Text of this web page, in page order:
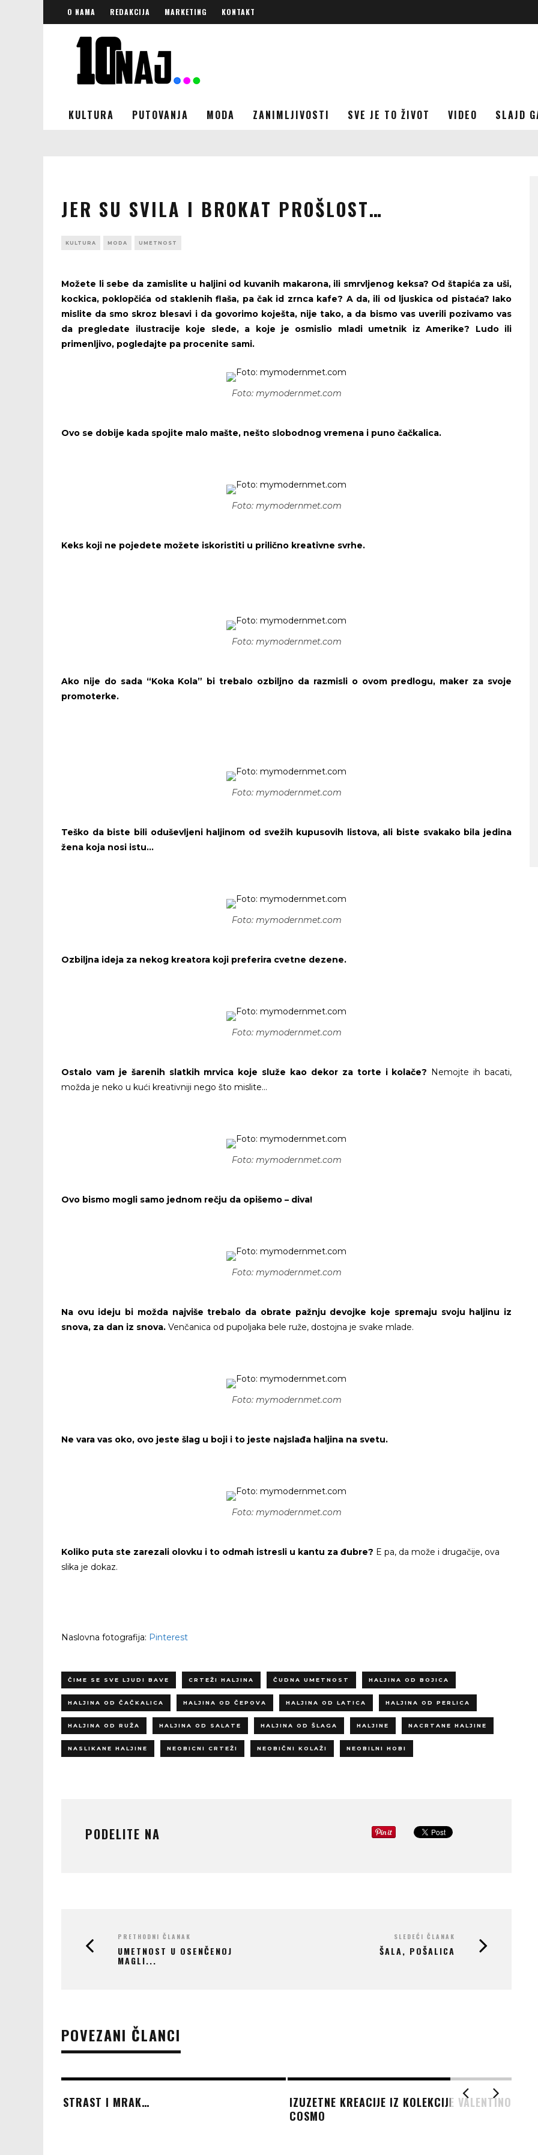
O NAMA REDAKCIJA MARKETING KONTAKT
KULTURA PUTOVANJA MODA ZANIMLJIVOSTI SVE JE TO ŽIVOT VIDEO SLAJD
JER SU SVILA I BROKAT PROŠLOST…
KULTURA MODA UMETNOST
Možete li sebe da zamislite u haljini od kuvanih makarona, ili smrvljenog keksa? Od štapića za uši,
kockica, poklopčića od staklenih flaša, pa čak id zrnca kafe? A da, ili od ljuskica od pistaća? Iako
mislite da smo skroz blesavi i da govorimo koješta, nije tako, a da bismo vas uverili pozivamo vas
da pregledate ilustracije koje slede, a koje je osmislio mladi umetnik iz Amerike? Ludo ili
primenljivo, pogledajte pa procenite sami.
Foto: mymodernmet.com
Ovo se dobije kada spojite malo mašte, nešto slobodnog vremena i puno čačkalica.
Foto: mymodernmet.com
Keks koji ne pojedete možete iskoristiti u prilično kreativne svrhe.
Foto: mymodernmet.com
Ako nije do sada “Koka Kola” bi trebalo ozbiljno da razmisli o ovom predlogu, maker za svoje
promoterke.
Foto: mymodernmet.com
Teško da biste bili oduševljeni haljinom od svežih kupusovih listova, ali biste svakako bila jedina
žena koja nosi istu…
Foto: mymodernmet.com
Ozbiljna ideja za nekog kreatora koji preferira cvetne dezene.
Foto: mymodernmet.com
Ostalo vam je šarenih slatkih mrvica koje služe kao dekor za torte i kolače? Nemojte ih bacati,
možda je neko u kući kreativniji nego što mislite…
Foto: mymodernmet.com
Ovo bismo mogli samo jednom rečju da opišemo – diva!
Foto: mymodernmet.com
Na ovu ideju bi možda najviše trebalo da obrate pažnju devojke koje spremaju svoju haljinu iz
snova, za dan iz snova. Venčanica od pupoljaka bele ruže, dostojna je svake mlade.
Foto: mymodernmet.com
Ne vara vas oko, ovo jeste šlag u boji i to jeste najslađa haljina na svetu.
Foto: mymodernmet.com
Koliko puta ste zarezali olovku i to odmah istresli u kantu za đubre? E pa, da može i drugačije, ova
slika je dokaz.
Naslovna fotografija: Pinterest
ČIME SE SVE LJUDI BAVE CRTEŽI HALJINA ČUDNA UMETNOST HALJINA OD BOJICA
HALJINA OD ČAČKALICA HALJINA OD ČEPOVA HALJINA OD LATICA HALJINA OD PERLICA
HALJINA OD RUŽA HALJINA OD SALATE HALJINA OD ŠLAGA HALJINE NACRTANE HALJINE
NASLIKANE HALJINE NEOBICNI CRTEŽI NEOBIČNI KOLAŽI NEOBILNI HOBI
PODELITE NA
PRETHODNI ČLANAK
UMETNOST U OSENČENOJ
MAGLI...
SLEDEĆI ČLANAK
ŠALA, POŠALICA
POVEZANI ČLANCI
STRAST I MRAK…
IZUZETNE KREACIJE IZ KOLEKCIJE VALENTINO
COSMO
VREMENA – ŠTA VIDETI U